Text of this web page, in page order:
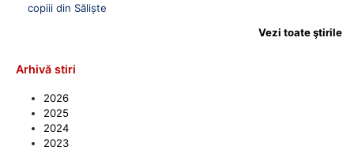
copiii din Săliște
Vezi toate ştirile
Arhivă stiri
2026
2025
2024
2023